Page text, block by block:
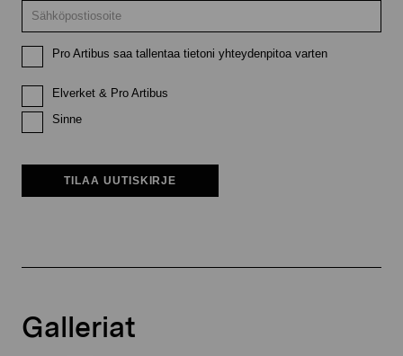
Pro Artibus saa tallentaa tietoni yhteydenpitoa varten
Elverket & Pro Artibus
Sinne
TILAA UUTISKIRJE
Galleriat